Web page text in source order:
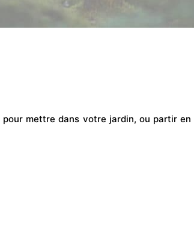
pour mettre dans votre jardin, ou partir en